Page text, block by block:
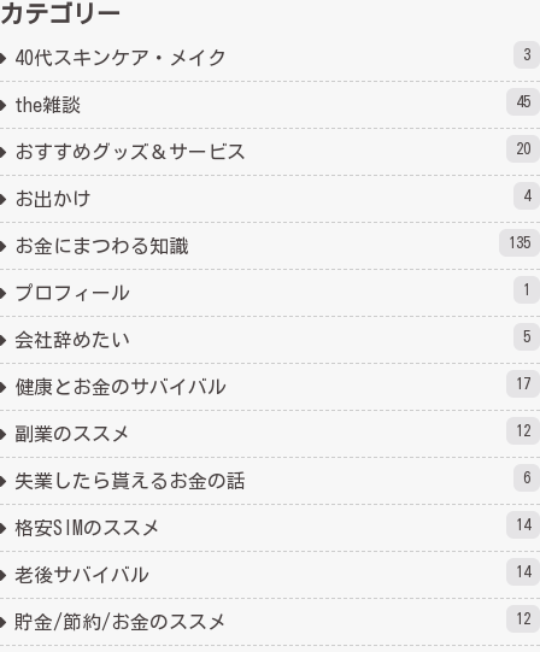
カテゴリー
40代スキンケア・メイク 3
the雑談 45
おすすめグッズ＆サービス 20
お出かけ 4
お金にまつわる知識 135
プロフィール 1
会社辞めたい 5
健康とお金のサバイバル 17
副業のススメ 12
失業したら貰えるお金の話 6
格安SIMのススメ 14
老後サバイバル 14
貯金/節約/お金のススメ 12